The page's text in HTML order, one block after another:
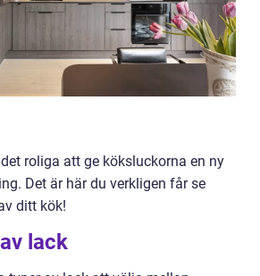
roliga att ge köksluckorna en ny
Det är här du verkligen får se
ditt kök!
lack